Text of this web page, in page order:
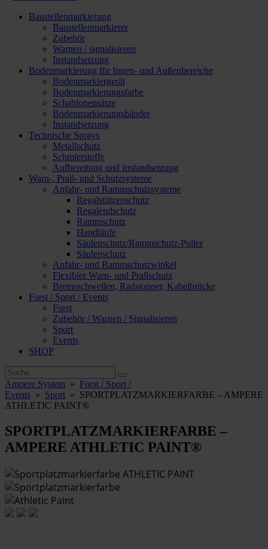
Baustellenmarkierung
Baustellenmarkierer
Zubehör
Warnen / signalisieren
Instandsetzung
Bodenmarkierung für Innen- und Außenbereiche
Bodenmarkiergerät
Bodenmarkierungsfarbe
Schablonensätze
Bodenmarkierungsbänder
Instandsetzung
Technische Sprays
Metallschutz
Schmierstoffe
Aufbereitung und Instandsetzung
Warn-, Prall- und Schutzsysteme
Anfahr- und Rammschutzsysteme
Regalstützenschutz
Regalendschutz
Rammschutz
Handläufe
Säulenschutz/Rammschutz-Poller
Säulenschutz
Anfahr- und Rammschutzwinkel
Flexibler Warn- und Prallschutz
Bremsschwellen, Radstopper, Kabelbrücke
Forst / Sport / Events
Forst
Zubehör / Warnen / Signalisieren
Sport
Events
SHOP
Ampere System » Forst / Sport /
Events » Sport » SPORTPLATZMARKIERFARBE – AMPERE
ATHLETIC PAINT®
SPORTPLATZMARKIERFARBE –
AMPERE ATHLETIC PAINT®